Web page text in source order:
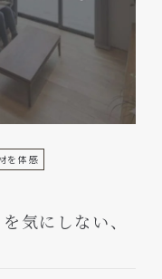
を体感
気にしない、